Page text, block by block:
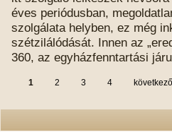
éves periódusban,
szolgálata helyben, ez még
szétzilálódását. Innen az
360, az egyházfenntartási
1 2 3 4